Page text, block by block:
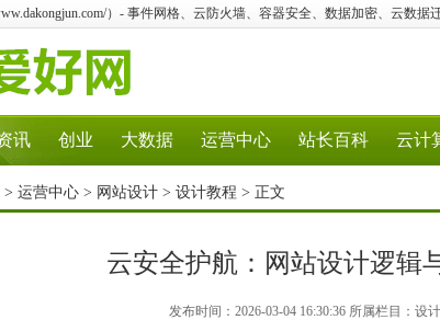
）- 事件网格、云防火墙、容器安全、数据加密、云数据
讯 创业 大数据 运营中心 站长百科 云计
> 运营中心 > 网站设计 > 设计教程 > 正文
云安全护航：网站设计逻辑
发布时间：2026-03-04 16:30:36 所属栏目：设